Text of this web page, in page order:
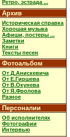
Ретро, эстрада ...
Архив
Историческая справка
Хорошая музыка
Афиши, постеры ...
Заметки
Книги
Тексты песен
Фотоальбом
От Д.Анискевича
От Е.Гиршева
От В.Окунева
От Я.Фролова
Разное
Персоналии
Об исполнителях
Фотографии
Интервью